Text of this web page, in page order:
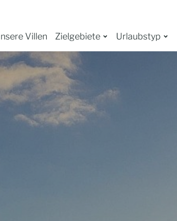
Villen Zielgebiete Urlaubstyp